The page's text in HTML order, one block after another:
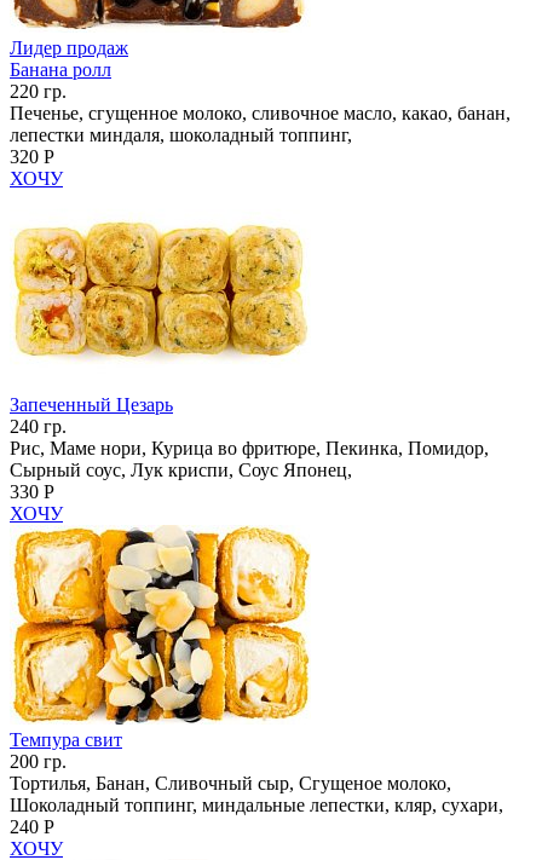
Лидер продаж
Банана ролл
220 гр.
Печенье, сгущенное молоко, сливочное масло, какао, банан,
лепестки миндаля, шоколадный топпинг,
320 Р
ХОЧУ
Запеченный Цезарь
240 гр.
Рис, Маме нори, Курица во фритюре, Пекинка, Помидор,
Сырный соус, Лук криспи, Соус Японец,
330 Р
ХОЧУ
Темпура свит
200 гр.
Тортилья, Банан, Сливочный сыр, Сгущеное молоко,
Шоколадный топпинг, миндальные лепестки, кляр, сухари,
240 Р
ХОЧУ